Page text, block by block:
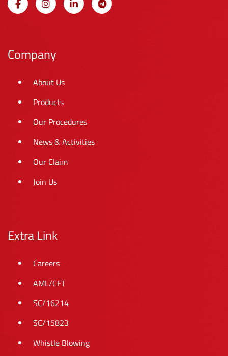
Company
About Us
Products
Our Procedures
News & Activities
Our Claim
Join Us
Extra Link
Careers
AML/CFT
SC/16214
SC/15823
Whistle Blowing